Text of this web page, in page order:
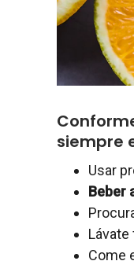
siempre
Usar
Beber
Come